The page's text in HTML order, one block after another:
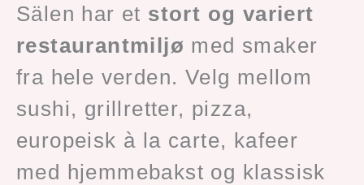
Sälen har et stort og variert
restaurantmiljø med smaker
fra hele verden. Velg mellom
sushi, grillretter, pizza,
europeisk à la carte, kafeer
med hjemmebakst og klassisk